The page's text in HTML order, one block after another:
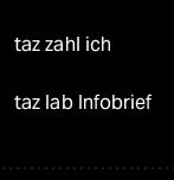
taz zahl ich
taz lab Infobrief